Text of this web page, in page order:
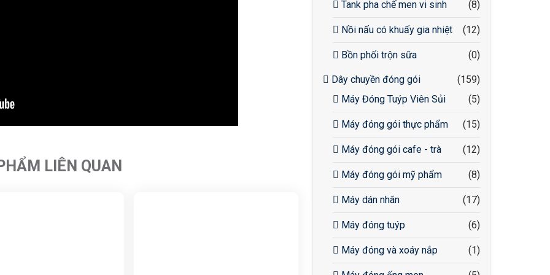
LIÊN QUAN
Tank pha chế men vi sinh (8)
Nồi nấu có khuấy gia nhiệt (12)
Bồn phối trộn sữa (0)
Dây chuyền đóng gói
(159)
Máy Đóng Tuýp Viên Sủi
(5)
Máy đóng gói thực phẩm (15)
Máy đóng gói cafe - trà (12)
Máy đóng gói mỹ phẩm (8)
Máy dán nhãn (17)
Máy đóng tuýp (6)
Máy đóng và xoáy nắp (1)